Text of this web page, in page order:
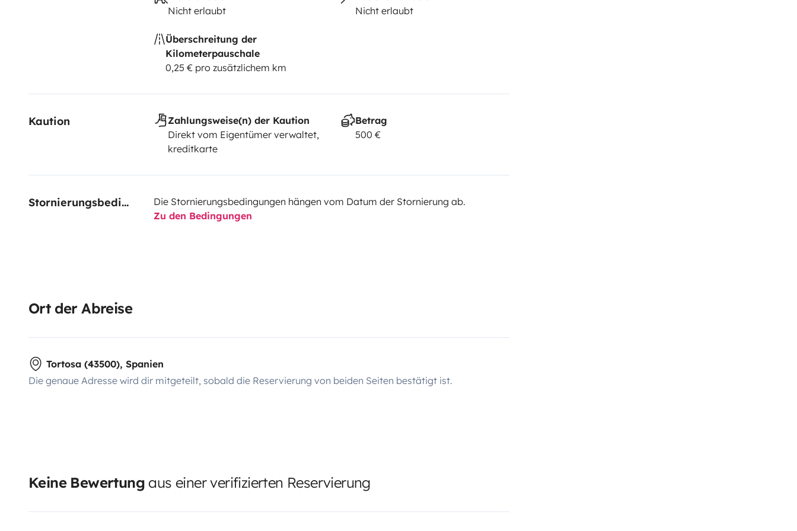
Nicht erlaubt
Nicht erlaubt
Überschreitung der
Kilometerpauschale
0,25 € pro zusätzlichem km
Kaution
Zahlungsweise(n) der Kaution
Direkt vom Eigentümer verwaltet,
kreditkarte
Betrag
500 €
Stornierungsbedingungen
Die Stornierungsbedingungen hängen vom Datum der Stornierung ab.
Zu den Bedingungen
Ort der Abreise
Tortosa (43500), Spanien
Die genaue Adresse wird dir mitgeteilt, sobald die Reservierung von beiden Seiten bestätigt ist.
Keine Bewertung aus einer verifizierten Reservierung